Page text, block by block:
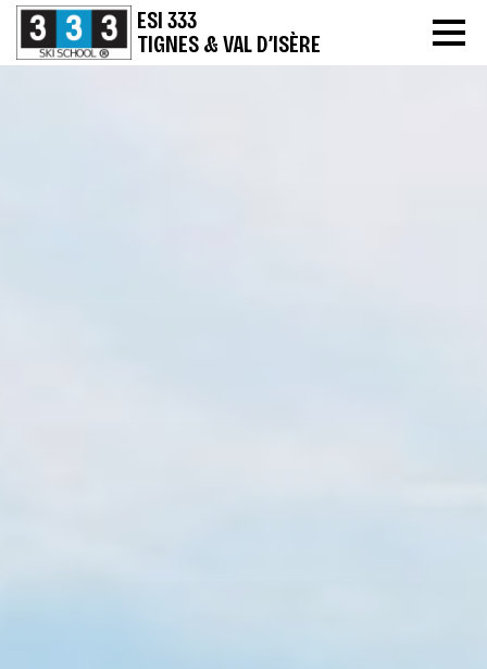
ESI 333
TIGNES & VAL D’ISÈRE